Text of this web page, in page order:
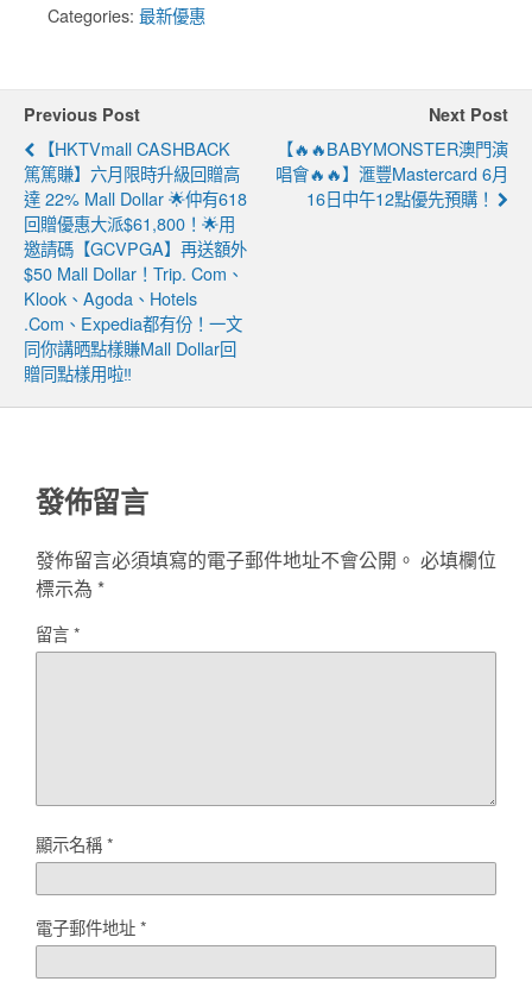
Categories: 最新優惠
Previous Post
【HKTVmall CASHBACK
篤篤賺】六月限時升級回贈高
達 22% Mall Dollar 🌟仲有618
回贈優惠大派$61,800！🌟用
邀請碼【GCVPGA】再送額外
$50 Mall Dollar！Trip. Com、
Klook、Agoda、Hotels
.com、Expedia都有份！一文
同你講晒點樣賺Mall Dollar回
贈同點樣用啦‼️
Next Post
【🔥🔥BABYMONSTER澳門演
唱會🔥🔥】滙豐Mastercard 6月
16日中午12點優先預購！
發佈留言
發佈留言必須填寫的電子郵件地址不會公開。 必填欄位
標示為 *
留言*
顯示名稱*
電子郵件地址*